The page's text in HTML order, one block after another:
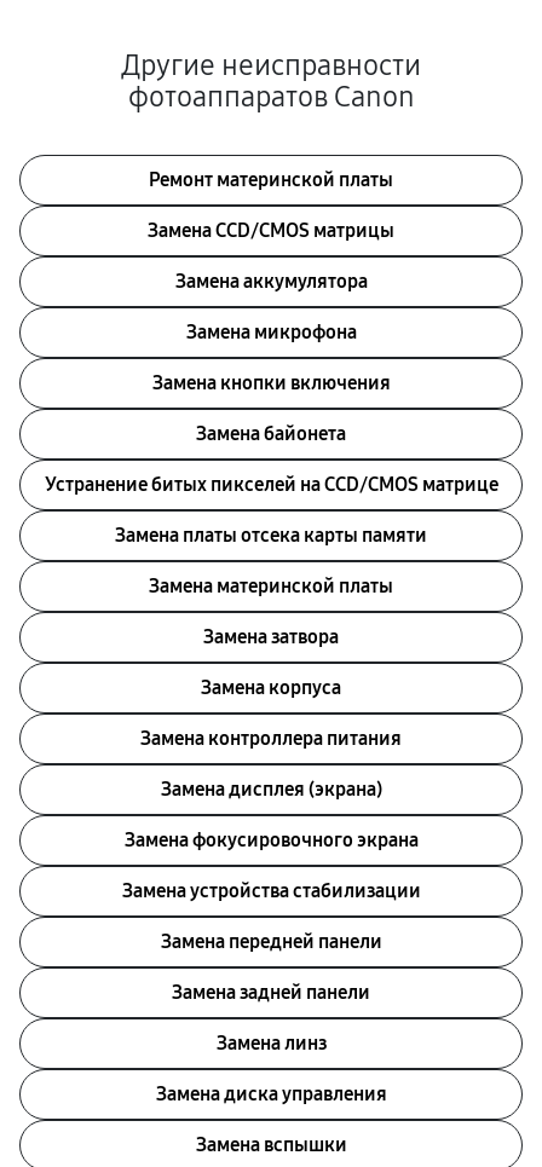
Другие неисправности
фотоаппаратов Canon
Ремонт материнской платы
Замена CCD/CMOS матрицы
Замена аккумулятора
Замена микрофона
Замена кнопки включения
Замена байонета
Устранение битых пикселей на CCD/CMOS матрице
Замена платы отсека карты памяти
Замена материнской платы
Замена затвора
Замена корпуса
Замена контроллера питания
Замена дисплея (экрана)
Замена фокусировочного экрана
Замена устройства стабилизации
Замена передней панели
Замена задней панели
Замена линз
Замена диска управления
Замена вспышки